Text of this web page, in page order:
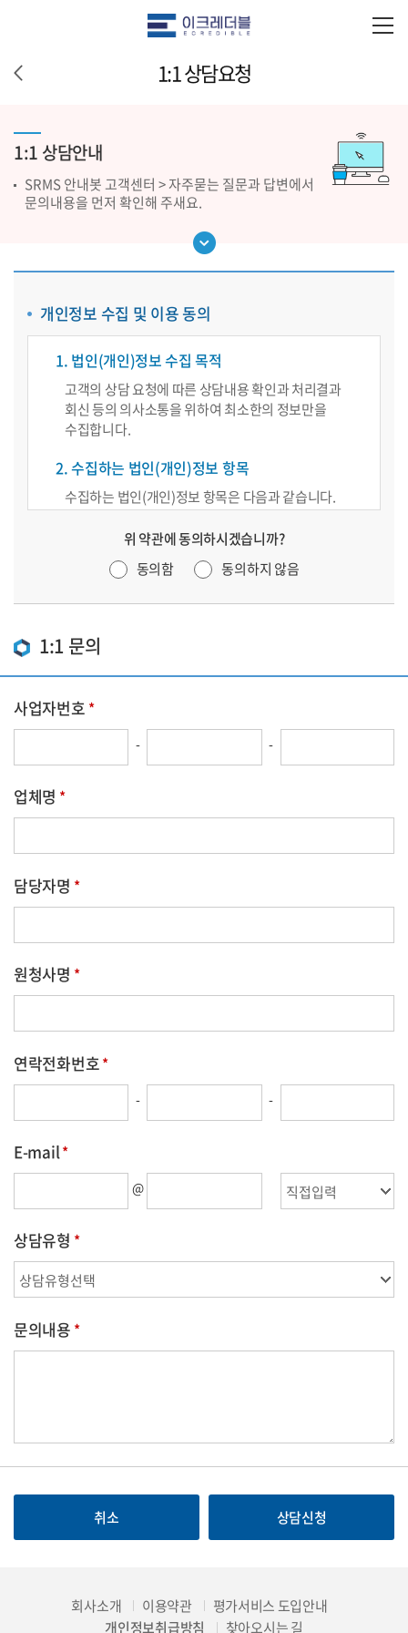
1:1 상담요청
1:1 상담안내
SRMS 안내봇 고객센터 > 자주묻는 질문과 답변에서
문의내용을 먼저 확인해 주새요.
개인정보 수집 및 이용 동의
1. 법인(개인)정보 수집 목적
고객의 상담 요청에 따른 상담내용 확인과 처리결과
회신 등의 의사소통을 위하여 최소한의 정보만을
수집합니다.
2. 수집하는 법인(개인)정보 항목
수집하는 법인(개인)정보 항목은 다음과 같습니다.
전화번호, 이메일 및 고객의 상담 내용
3. 법인(개인)정보의 보유 및 이용 기간
수집된 법인(개인)정보는 민원처리 목적으로만 보유 및
3년간 보관 후 자동으로 삭제 되며, 고객의 요청시 즉시
별도의 저장장치에 안전하게 분리보관 됩니다.
4. 법인(개인)정보 수집 동의에 거부할 권리
권리가 있으며, 익명으로 작성하실 수 있습니다. 다만
동의하지 않은경우 고객의 상담요청 내용 등에 대한
위 약관에 동의하시겠습니까?
동의함
동의하지 않음
1:1 문의
사업자번호
- -
업체명
담당자명
원청사명
연락전화번호
- -
E-mail
@
상담유형
문의내용
취소 상담신청
회사소개 이용약관
평가서비스 도입안내
개인정보취급방침
찾아오시는 길